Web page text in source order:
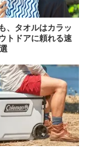
、タオルはカラッ
トドアに頼れる速